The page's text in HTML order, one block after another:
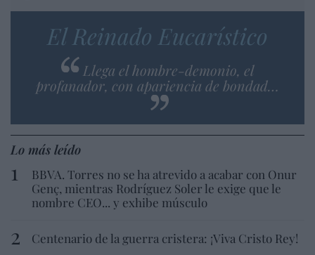
El Reinado Eucarístico
Llega el hombre-demonio, el
profanador, con apariencia de bondad…
Lo más leído
BBVA. Torres no se ha atrevido a acabar con Onur
Genç, mientras Rodríguez Soler le exige que le
nombre CEO... y exhibe músculo
Centenario de la guerra cristera: ¡Viva Cristo Rey!